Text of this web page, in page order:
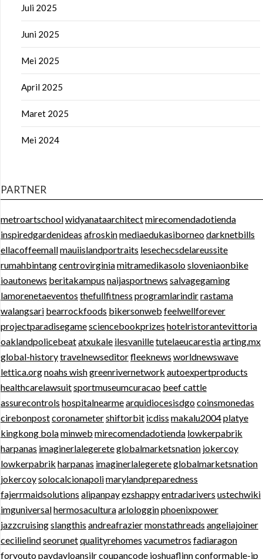
Juli 2025
Juni 2025
Mei 2025
April 2025
Maret 2025
Mei 2024
PARTNER
metroartschoolwidyanataarchitectmirecomendadotienda
inspiredgardenideas afroskinmediaedukasiborneodarknetbills
ellacoffeemallmauiislandportraits lesechecsdelareussite
rumahbintangcentrovirginiamitramedikasolosloveniaonbike
ioautonews beritakampus naijasportnews salvagegaming
lamorenetaeventos thefullfitness programlarindirrastama
walangsari bearrockfoods bikersonweb feelwellforever
projectparadisegamesciencebookprizes hotelristorantevittoria
oaklandpolicebeatatxukale ilesvanilletutelaeucarestiaarting.mx
global-historytravelnewseditorfleeknews worldnewswave
lettica.orgnoahs wishgreenrivernetwork autoexpertproducts
healthcarelawsuitsportmuseumcuracao beef cattle
assurecontrols hospitalnearmearquidiocesisdgocoinsmonedas
cirebonpostcoronametershiftorbit icdiss makalu2004platye
kingkong bolaminweb mirecomendadotienda lowkerpabrik
harpanas imaginerlalegereteglobalmarketsnation jokercoy
lowkerpabrik harpanas imaginerlalegereteglobalmarketsnation
jokercoysolocalcionapolimarylandpreparedness
fajerrmaidsolutions alipanpayezshappyentradarivers ustechwiki
imguniversalhermosaculturaarlologginphoenixpower
jazzcruisingslangthis andreafraziermonstathreads angeliajoiner
cecilielindseorunetqualityrehomes vacumetros fadiaragon
foryoutopaydayloansilrcoupancode joshuaflinnconformable-jp